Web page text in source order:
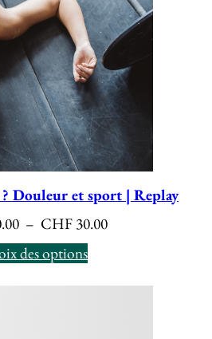
Douleur et sport | Replay
– CHF 30.00Plage
CHF 0.00
des options